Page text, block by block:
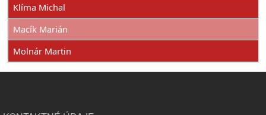
Klíma Michal
Macík Marián
Molnár Martin